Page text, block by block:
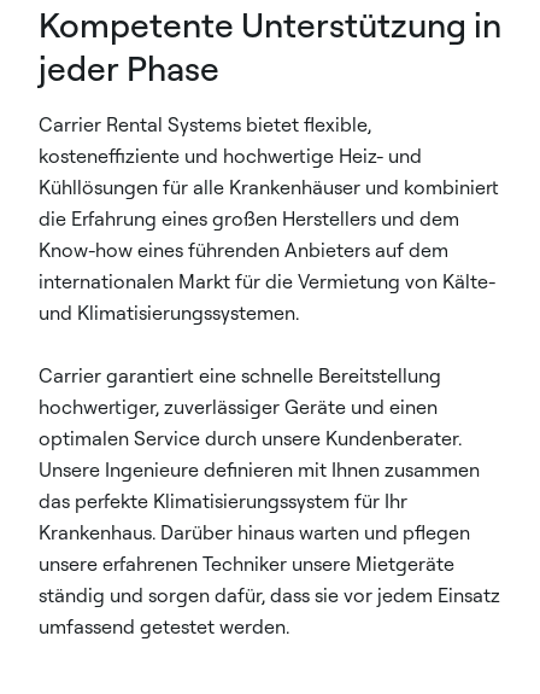
Kompetente Unterstützung in
jeder Phase
Carrier Rental Systems bietet flexible,
kosteneffiziente und hochwertige Heiz- und
Kühllösungen für alle Krankenhäuser und kombiniert
die Erfahrung eines großen Herstellers und dem
Know-how eines führenden Anbieters auf dem
internationalen Markt für die Vermietung von Kälte-
und Klimatisierungssystemen.​
Carrier garantiert eine schnelle Bereitstellung
hochwertiger, zuverlässiger Geräte und einen
optimalen Service durch unsere Kundenberater.
Unsere Ingenieure definieren mit Ihnen zusammen
das perfekte Klimatisierungssystem für Ihr
Krankenhaus. Darüber hinaus warten und pflegen
unsere erfahrenen Techniker unsere Mietgeräte
ständig und sorgen dafür, dass sie vor jedem Einsatz
umfassend getestet werden.​